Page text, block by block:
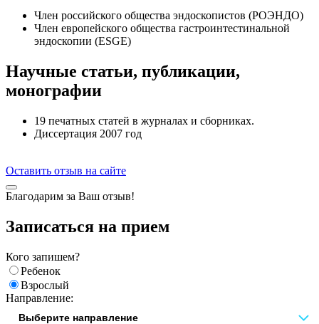
Член российского общества эндоскопистов (РОЭНДО)
Член европейского общества гастроинтестинальной
эндоскопии (ESGE)
Научные статьи, публикации,
монографии
19 печатных статей в журналах и сборниках.
Диссертация 2007 год
Оставить отзыв на сайте
Благодарим за Ваш отзыв!
Записаться на прием
Кого запишем?
Ребенок
Взрослый
Направление: